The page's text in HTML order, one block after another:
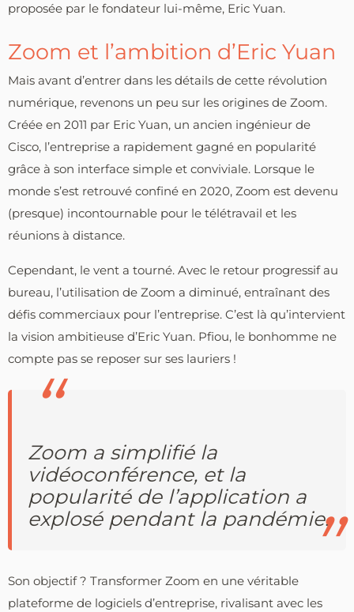
proposée par le fondateur lui-même, Eric Yuan.
Zoom et l’ambition d’Eric Yuan
Mais avant d’entrer dans les détails de cette révolution
numérique, revenons un peu sur les origines de Zoom.
Créée en 2011 par Eric Yuan, un ancien ingénieur de
Cisco, l’entreprise a rapidement gagné en popularité
grâce à son interface simple et conviviale. Lorsque le
monde s’est retrouvé confiné en 2020, Zoom est devenu
(presque) incontournable pour le télétravail et les
réunions à distance.
Cependant, le vent a tourné. Avec le retour progressif au
bureau, l’utilisation de Zoom a diminué, entraînant des
défis commerciaux pour l’entreprise. C’est là qu’intervient
la vision ambitieuse d’Eric Yuan. Pfiou, le bonhomme ne
compte pas se reposer sur ses lauriers !
Zoom a simplifié la
vidéoconférence, et la
popularité de l’application a
explosé pendant la pandémie.
Son objectif ? Transformer Zoom en une véritable
plateforme de logiciels d’entreprise, rivalisant avec les